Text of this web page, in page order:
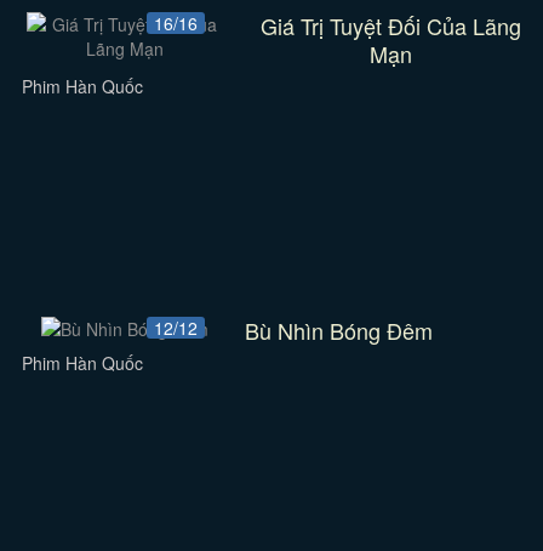
16/16
Giá Trị Tuyệt Đối Của Lãng
Mạn
Phim Hàn Quốc
12/12 Bù Nhìn Bóng Đêm
Phim Hàn Quốc